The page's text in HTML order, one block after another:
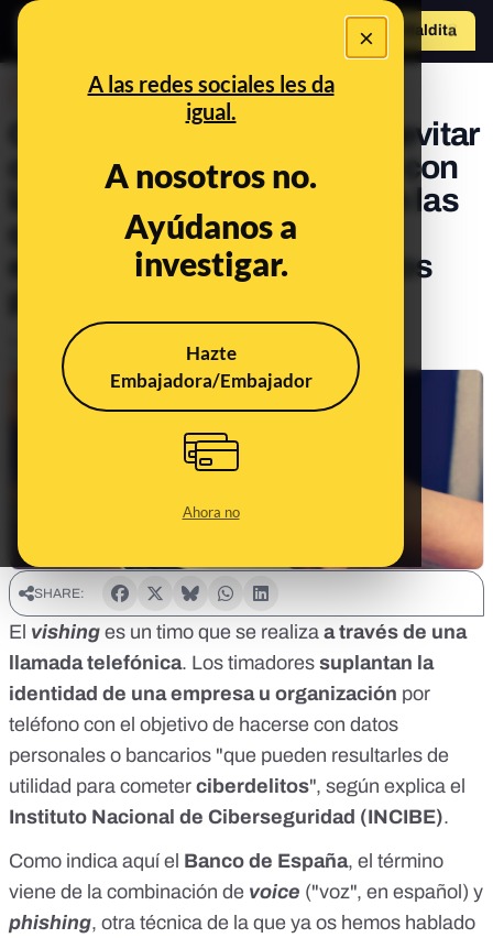
×
A las redes sociales les da
igual.
A nosotros no.
Ayúdanos a
investigar.
Hazte
Embajadora/Embajador
Ahora no
Hazte Maldito
Qué es el 'vishing' y cómo evitar
caer en este timo: cuidado con
las llamadas telefónicas en las
que se hacen pasar por
empresas para pedirte datos
Publicado el
Actualizado el
Jun 20, 2022, 8:03:00 AM
SHARE:
El vishing es un timo que se realiza a través de una
llamada telefónica. Los timadores suplantan la
identidad de una empresa u organización por
teléfono con el objetivo de hacerse con datos
personales o bancarios "que pueden resultarles de
utilidad para cometer ciberdelitos", según explica el
Instituto Nacional de Ciberseguridad (INCIBE).
Como indica aquíel Banco de España, el término
viene de la combinación de voice ("voz", en español) y
phishing, otra técnica de la que ya os hemos hablado